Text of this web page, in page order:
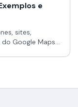
e
sites,
Google Maps